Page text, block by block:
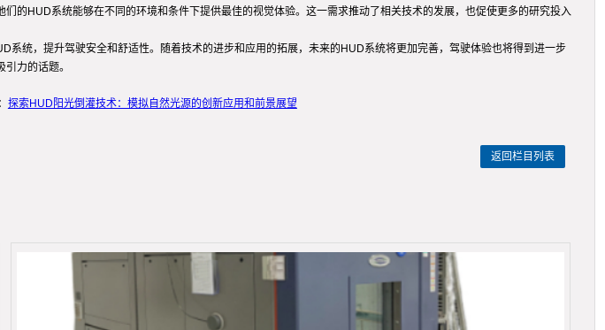
的HUD系统能够在不同的环境和条件下提供最佳的视觉体验。这一需求推动了相关技术的发展，也促使更多的研究投入
统，提升驾驶安全和舒适性。随着技术的进步和应用的拓展，未来的HUD系统将更加完善，驾驶体验也将得到进一步
力的话题。
探索HUD阳光倒灌技术：模拟自然光源的创新应用和前景展望
返回栏目列表